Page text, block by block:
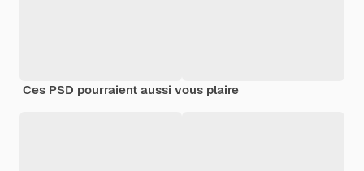
Ces PSD pourraient aussi vous plaire